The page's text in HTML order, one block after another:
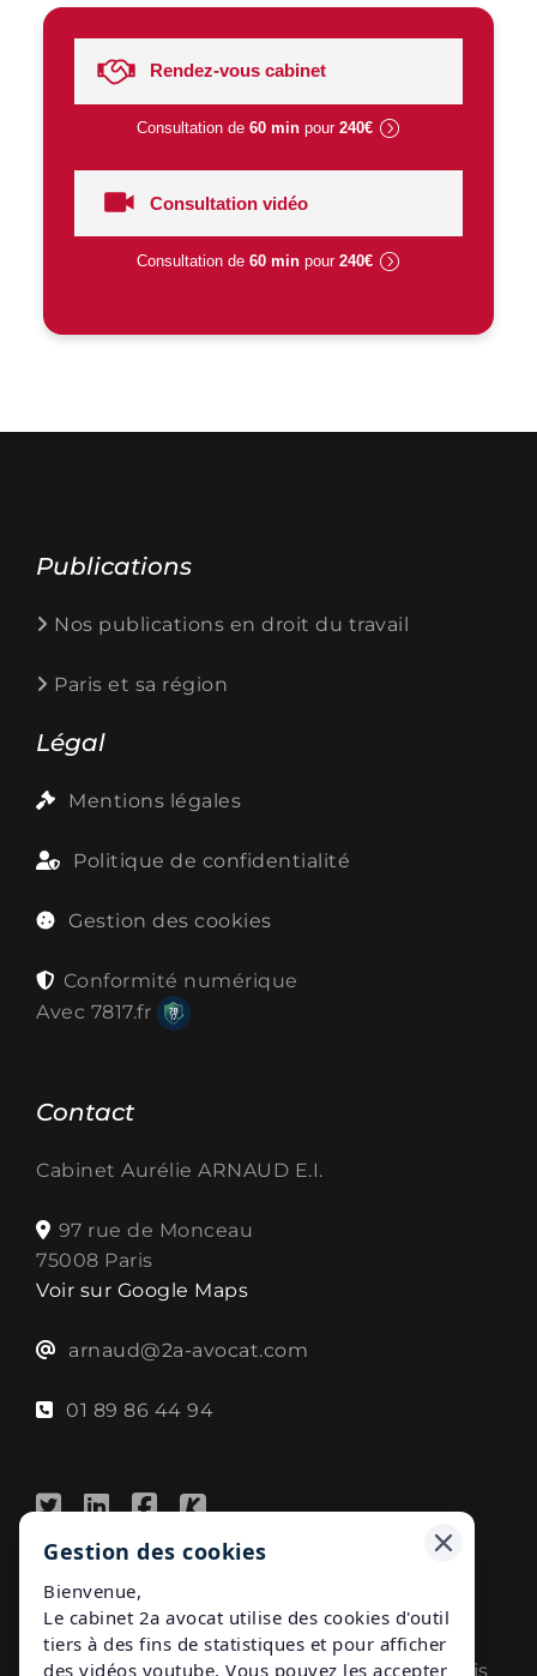
Rendez-vous cabinet
Consultation de 60 minpour 240€
Consultation vidéo
Consultation de 60 minpour 240€
A propos
2A avocat
Cabinet Spécialiste enDroit du travail à Paris
Contact
Cabinet Aurélie ARNAUD E.I.
97 rue de Monceau
75008 Paris
Voir sur Google Maps
arnaud@2a-avocat.com
01 89 86 44 94
Légal
Mentions légales
Politique de confidentialité
Gestion des cookies
Conformité numérique
Avec 7817.fr
Publications
Nos publications en droit du travail
Paris et sa région
Gestion des cookies
Bienvenue,
Le cabinet 2a avocat utilise des cookies d'outil
tiers à des fins de statistiques et pour afficher
des vidéos youtube. Vous pouvez les accepter